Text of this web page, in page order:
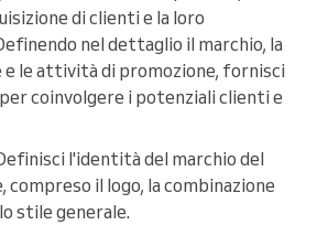
di clienti e la loro
nel dettaglio il marchio, la
e le attività di promozione, fornisci
coinvolgere i potenziali clienti e
l'identità del marchio del
compreso il logo, la combinazione
stile generale.